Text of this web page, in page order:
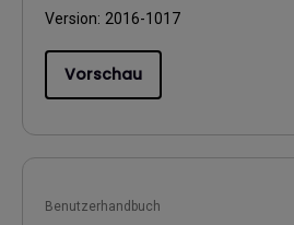
Version: 2016-1017
Vorschau
Benutzerhandbuch